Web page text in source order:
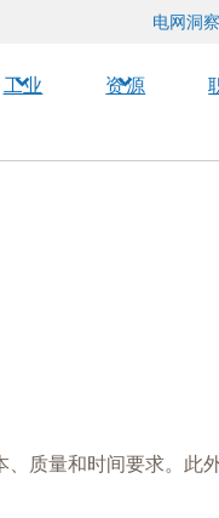
电网洞察
工业 资源
质量和时间要求。此